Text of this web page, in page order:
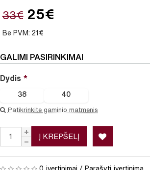
33€ 25€
Be PVM: 21€
GALIMI PASIRINKIMAI
Dydis
38 40
Patikrinkite gaminio matmenis
Į KREPŠELĮ